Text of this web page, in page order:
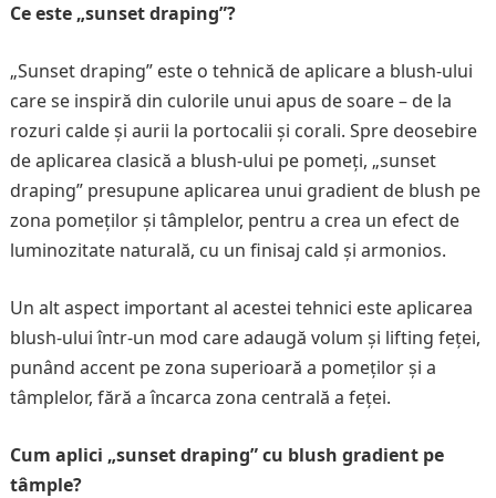
Ce este „sunset draping”?
„Sunset draping” este o tehnică de aplicare a blush-ului
care se inspiră din culorile unui apus de soare – de la
rozuri calde și aurii la portocalii și corali. Spre deosebire
de aplicarea clasică a blush-ului pe pomeți, „sunset
draping” presupune aplicarea unui gradient de blush pe
zona pomeților și tâmplelor, pentru a crea un efect de
luminozitate naturală, cu un finisaj cald și armonios.
Un alt aspect important al acestei tehnici este aplicarea
blush-ului într-un mod care adaugă volum și lifting feței,
punând accent pe zona superioară a pomeților și a
tâmplelor, fără a încarca zona centrală a feței.
Cum aplici „sunset draping” cu blush gradient pe
tâmple?